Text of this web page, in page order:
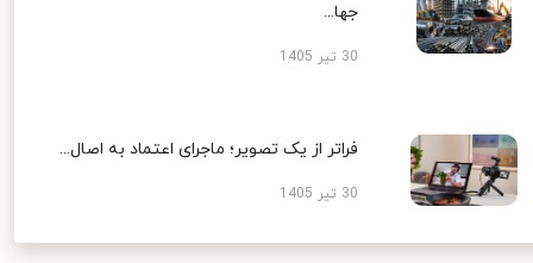
جها...
30 تیر 1405
فراتر از یک تصویر؛ ماجرای اعتماد به اصال...
30 تیر 1405